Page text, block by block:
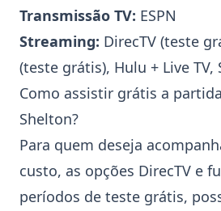
Transmissão TV: ESPN
Streaming: DirecTV (teste
(teste grátis), Hulu + Live TV,
Como assistir grátis a
Shelton?
Para quem deseja
custo, as opções DirecTV e
períodos de teste grátis,